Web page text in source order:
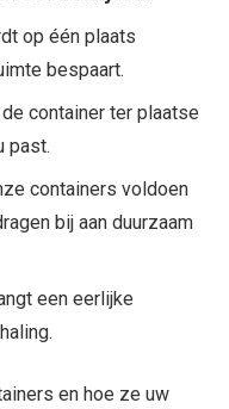
op één plaats
bespaart.
container ter plaatse
past.
containers voldoen
bij aan duurzaam
een eerlijke
en hoe ze uw